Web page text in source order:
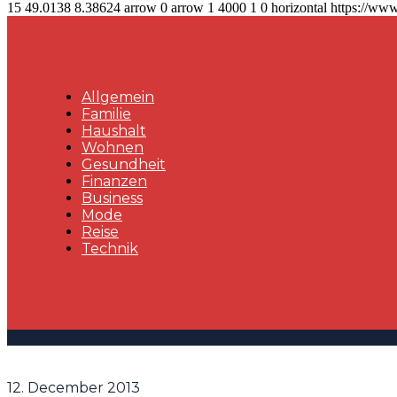
15 49.0138 8.38624 arrow 0 arrow 1 4000 1 0 horizontal https://
Allgemein
Familie
Haushalt
Wohnen
Gesundheit
Finanzen
Business
Mode
Reise
Technik
12. December 2013